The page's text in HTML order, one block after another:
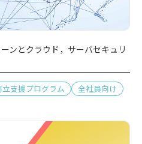
ンとクラウド，サーバセキュリ
支援プログラム 全社員向け